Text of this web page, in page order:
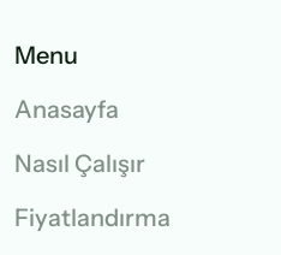
Menu
Anasayfa
Nasıl Çalışır
Fiyatlandırma